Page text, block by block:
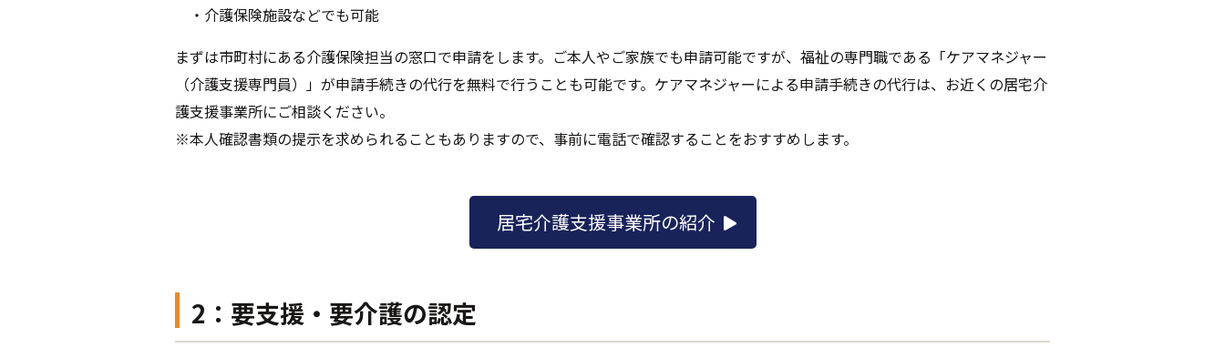
・介護保険施設などでも可能
まずは市町村にある介護保険担当の窓口で申請をします。ご本人やご家族でも申請可能ですが、福祉の専門職である「ケアマネジャー
（介護支援専門員）」が申請手続きの代行を無料で行うことも可能です。ケアマネジャーによる申請手続きの代行は、お近くの居宅介
護支援事業所にご相談ください。
※本人確認書類の提示を求められることもありますので、事前に電話で確認することをおすすめします。
居宅介護支援事業所の紹介
2：要支援・要介護の認定